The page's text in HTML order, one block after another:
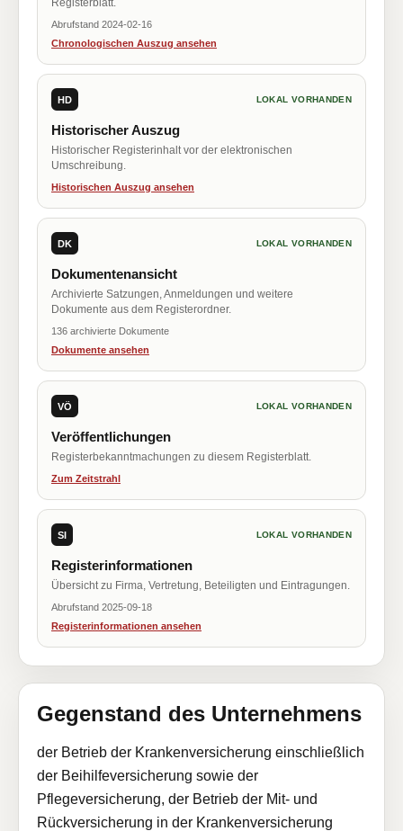
Registerblatt.
Abrufstand 2024-02-16
Chronologischen Auszug ansehen
HD LOKAL VORHANDEN
Historischer Auszug
Historischer Registerinhalt vor der elektronischen
Umschreibung.
Historischen Auszug ansehen
DK LOKAL VORHANDEN
Dokumentenansicht
Archivierte Satzungen, Anmeldungen und weitere
Dokumente aus dem Registerordner.
136 archivierte Dokumente
Dokumente ansehen
VÖ LOKAL VORHANDEN
Veröffentlichungen
Registerbekanntmachungen zu diesem Registerblatt.
Zum Zeitstrahl
SI LOKAL VORHANDEN
Registerinformationen
Übersicht zu Firma, Vertretung, Beteiligten und Eintragungen.
Abrufstand 2025-09-18
Registerinformationen ansehen
Gegenstand des Unternehmens
der Betrieb der Krankenversicherung einschließlich
der Beihilfeversicherung sowie der
Pflegeversicherung, der Betrieb der Mit- und
Rückversicherung in der Krankenversicherung